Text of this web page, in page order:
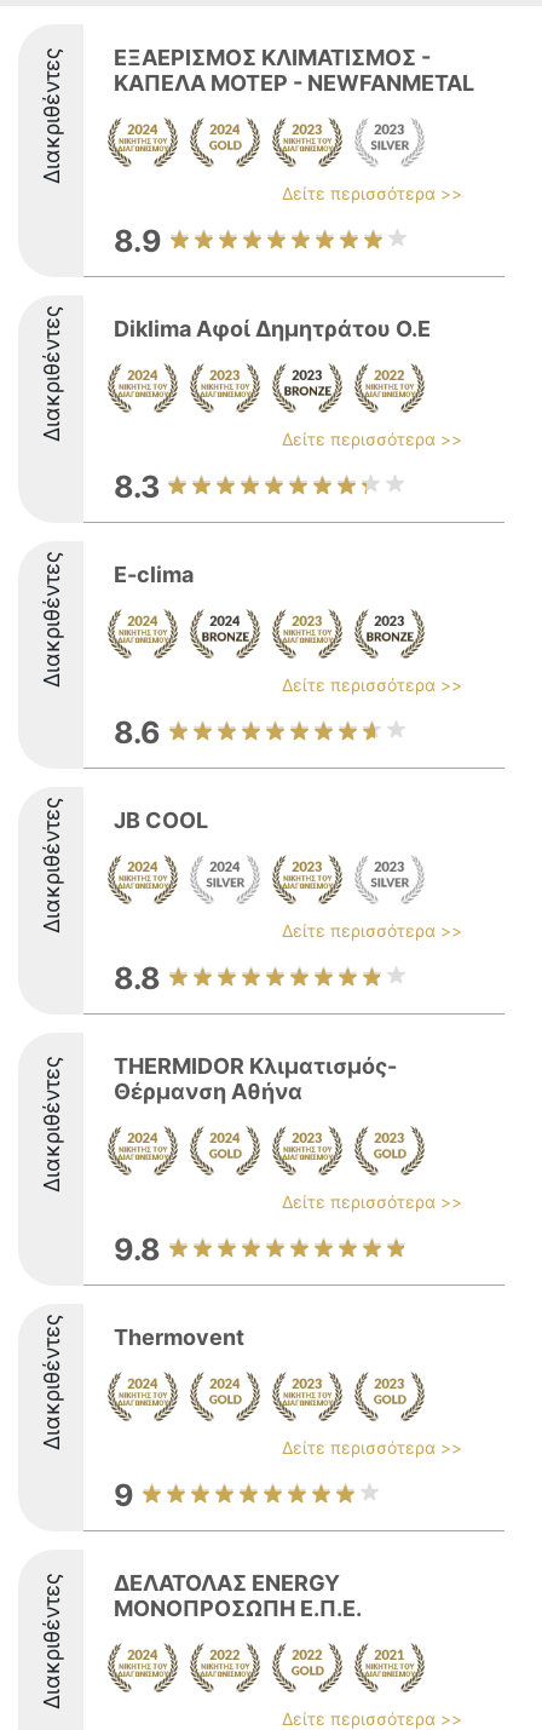
Διακριθέντες
ΕΞΑΕΡΙΣΜΟΣ ΚΛΙΜΑΤΙΣΜΟΣ -
ΚΑΠΕΛΑ ΜΟΤΕΡ - NEWFANMETAL
Δείτε περισσότερα >>
8.9
Διακριθέντες Diklima Αφοί Δημητράτου Ο.Ε
Δείτε περισσότερα >>
8.3
Διακριθέντες E-clima
Δείτε περισσότερα >>
8.6
Διακριθέντες JB COOL
Δείτε περισσότερα >>
8.8
Διακριθέντες
THERMIDOR Κλιματισμός-
Θέρμανση Αθήνα
Δείτε περισσότερα >>
9.8
Διακριθέντες Thermovent
Δείτε περισσότερα >>
9
Διακριθέντες
ΔΕΛΑΤΟΛΑΣ ENERGY
ΜΟΝΟΠΡΟΣΩΠΗ Ε.Π.Ε.
Δείτε περισσότερα >>